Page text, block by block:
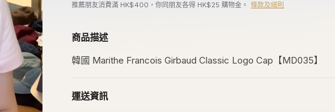
推薦朋友消費滿 HK$400，你同朋友各得 HK$25 購物金。 條款及細則
商品描述
韓國 Marithe Francois Girbaud Classic Logo Cap【MD035】
運送資訊